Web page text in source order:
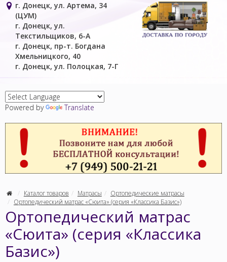
г. Донецк, ул. Артема, 34
(ЦУМ)
г. Донецк, ул.
Текстильщиков, 6-А
г. Донецк, пр-т. Богдана
Хмельницкого, 40
г. Донецк, ул. Полоцкая, 7-Г
Powered by Translate
Каталог товаров Матрасы
Ортопедические матрасы
Ортопедический матрас «Сюита» (серия «Классика Базис»)
Ортопедический матрас
«Сюита» (серия «Классика
Базис»)